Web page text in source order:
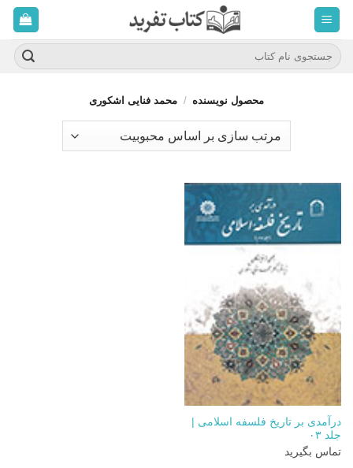
محتوا
برویدجستجو
برای:
محصول نویسنده / محمد فنایی اشکوری
درآمدی بر تاریخ فلسفه اسلامی |
جلد ۰۳
تماس بگیرید